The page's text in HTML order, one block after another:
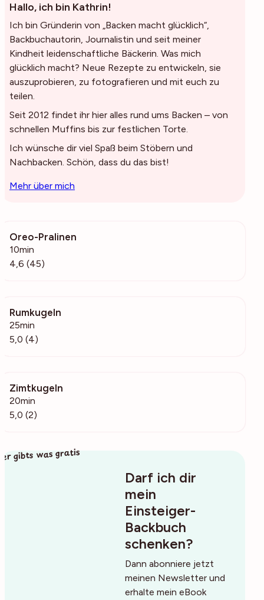
Hallo, ich bin Kathrin!
Ich bin Gründerin von „Backen macht glücklich“,
Backbuchautorin, Journalistin und seit meiner
Kindheit leidenschaftliche Bäckerin. Was mich
glücklich macht? Neue Rezepte zu entwickeln, sie
auszuprobieren, zu fotografieren und mit euch zu
teilen.
Seit 2012 findet ihr hier alles rund ums Backen – von
schnellen Muffins bis zur festlichen Torte.
Ich wünsche dir viel Spaß beim Stöbern und
Nachbacken. Schön, dass du das bist!
Mehr über mich
Oreo-Pralinen
10min
4,6 (45)
Rumkugeln
25min
5,0 (4)
Zimtkugeln
20min
5,0 (2)
Darf ich dir
mein
Einsteiger-
Backbuch
schenken?
Dann abonniere jetzt
meinen Newsletter und
erhalte mein eBook
gibts was gratis